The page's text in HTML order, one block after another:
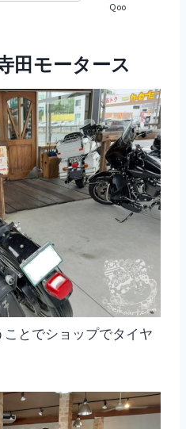
Qoo
田モータース
とでショップでタイヤ